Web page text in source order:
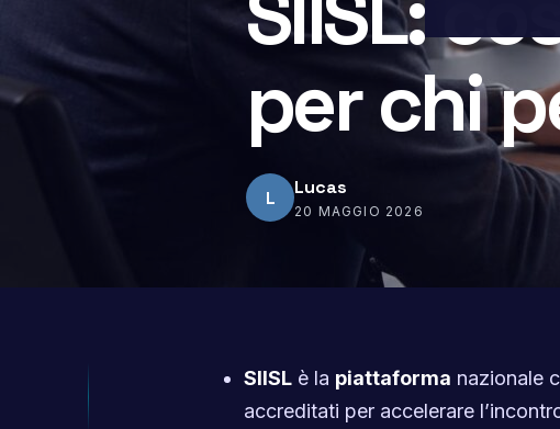
per chi
L Lucas
20 MAGGIO 2026
SIISL è la piattaforma nazionale
accreditati per accelerare